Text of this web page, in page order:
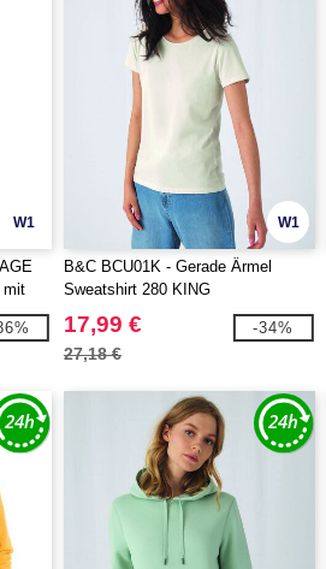
W1
mit
of
W1
B&C BCU01K - Gerade Ärmel
Sweatshirt 280 KING
17,99 €
27,18 €
-34%